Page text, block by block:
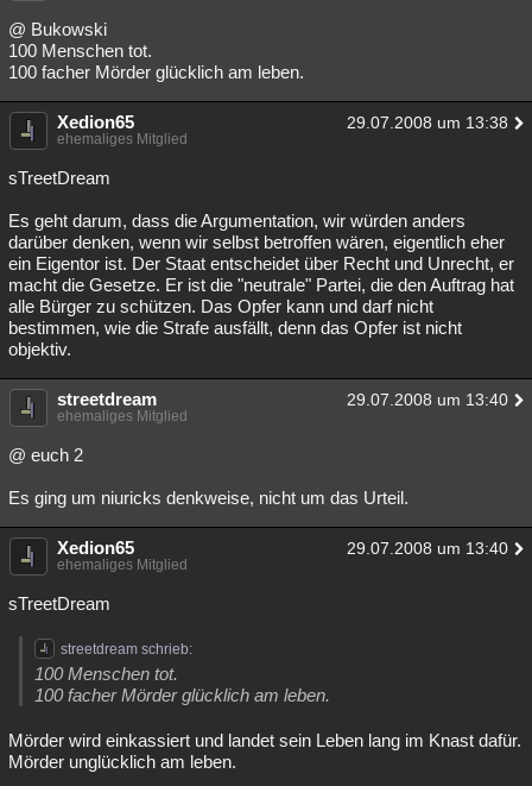
@ Bukowski
100 Menschen tot.
100 facher Mörder glücklich am leben.
Xedion65 29.07.2008 um 13:38
ehemaliges Mitglied
sTreetDream
Es geht darum, dass die Argumentation, wir würden anders
darüber denken, wenn wir selbst betroffen wären, eigentlich eher
ein Eigentor ist. Der Staat entscheidet über Recht und Unrecht, er
macht die Gesetze. Er ist die "neutrale" Partei, die den Auftrag hat
alle Bürger zu schützen. Das Opfer kann und darf nicht
bestimmen, wie die Strafe ausfällt, denn das Opfer ist nicht
objektiv.
streetdream 29.07.2008 um 13:40
ehemaliges Mitglied
@ euch 2
Es ging um niuricks denkweise, nicht um das Urteil.
Xedion65 29.07.2008 um 13:40
ehemaliges Mitglied
sTreetDream
streetdream schrieb:
100 Menschen tot.
100 facher Mörder glücklich am leben.
Mörder wird einkassiert und landet sein Leben lang im Knast dafür.
Mörder unglücklich am leben.